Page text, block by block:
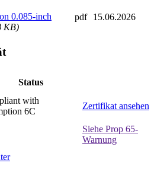
0.085-inch
KB)
pdf 15.06.2026
Status
with
6C
Zertifikat ansehen
Siehe Prop 65-
Warnung